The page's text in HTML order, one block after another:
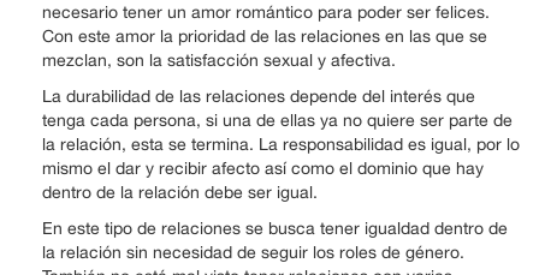
necesario tener un amor romántico para poder ser felices.
Con este amor la prioridad de las relaciones en las que se
mezclan, son la satisfacción sexual y afectiva.
La durabilidad de las relaciones depende del interés que
tenga cada persona, si una de ellas ya no quiere ser parte de
la relación, esta se termina. La responsabilidad es igual, por lo
mismo el dar y recibir afecto así como el dominio que hay
dentro de la relación debe ser igual.
En este tipo de relaciones se busca tener igualdad dentro de
la relación sin necesidad de seguir los roles de género.